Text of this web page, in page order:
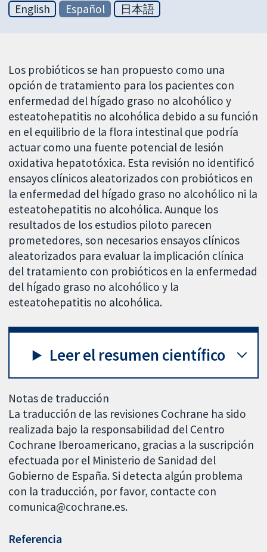
English
Español 日本語
Los probióticos se han propuesto como una
opción de tratamiento para los pacientes con
enfermedad del hígado graso no alcohólico y
esteatohepatitis no alcohólica debido a su función
en el equilibrio de la flora intestinal que podría
actuar como una fuente potencial de lesión
oxidativa hepatotóxica. Esta revisión no identificó
ensayos clínicos aleatorizados con probióticos en
la enfermedad del hígado graso no alcohólico ni la
esteatohepatitis no alcohólica. Aunque los
resultados de los estudios piloto parecen
prometedores, son necesarios ensayos clínicos
aleatorizados para evaluar la implicación clínica
del tratamiento con probióticos en la enfermedad
del hígado graso no alcohólico y la
esteatohepatitis no alcohólica.
Leer el resumen científico
Notas de traducción
La traducción de las revisiones Cochrane ha sido
realizada bajo la responsabilidad del Centro
Cochrane Iberoamericano, gracias a la suscripción
efectuada por el Ministerio de Sanidad del
Gobierno de España. Si detecta algún problema
con la traducción, por favor, contacte con
comunica@cochrane.es.
Referencia